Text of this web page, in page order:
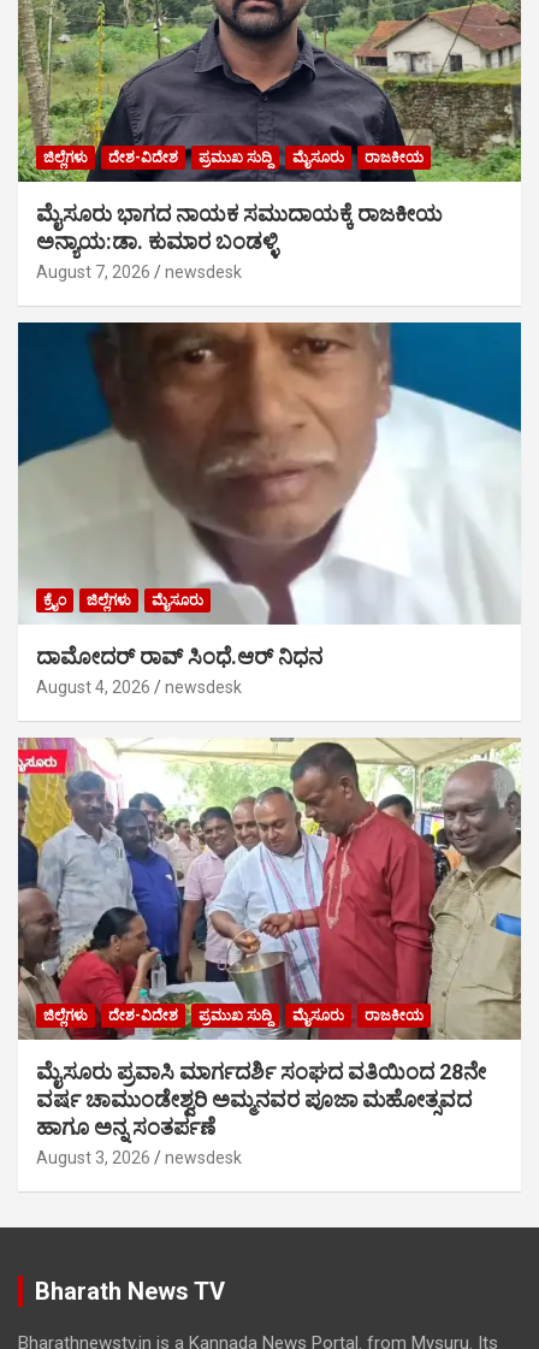
ಜಿಲ್ಲೆಗಳು ದೇಶ-ವಿದೇಶ ಪ್ರಮುಖ ಸುದ್ದಿ ಮೈಸೂರು ರಾಜಕೀಯ
ಮೈಸೂರು ಭಾಗದ ನಾಯಕ ಸಮುದಾಯಕ್ಕೆ ರಾಜಕೀಯ
ಅನ್ಯಾಯ:ಡಾ. ಕುಮಾರ ಬಂಡಳ್ಳಿ
August 7, 2026 newsdesk
ಕ್ರೈಂ ಜಿಲ್ಲೆಗಳು ಮೈಸೂರು
ದಾಮೋದರ್ ರಾವ್ ಸಿಂಧೆ.ಆರ್ ನಿಧನ
August 4, 2026 newsdesk
ಜಿಲ್ಲೆಗಳು ದೇಶ-ವಿದೇಶ ಪ್ರಮುಖ ಸುದ್ದಿ ಮೈಸೂರು ರಾಜಕೀಯ
ಮೈಸೂರು ಪ್ರವಾಸಿ ಮಾರ್ಗದರ್ಶಿ ಸಂಘದ ವತಿಯಿಂದ 28ನೇ
ವರ್ಷ ಚಾಮುಂಡೇಶ್ವರಿ ಅಮ್ಮನವರ ಪೂಜಾ ಮಹೋತ್ಸವದ
ಹಾಗೂ ಅನ್ನ ಸಂತರ್ಪಣೆ
August 3, 2026 newsdesk
Bharath News TV
Bharathnewstv.in is a Kannada News Portal. from Mysuru. Its